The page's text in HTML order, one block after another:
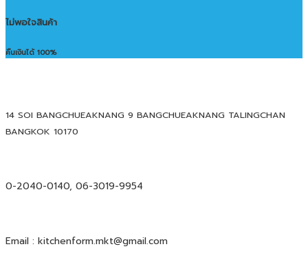
ไม่พอใจสินค้า
คืนเงินได้ 100%
14 SOI BANGCHUEAKNANG 9 BANGCHUEAKNANG TALINGCHAN
BANGKOK 10170
0-2040-0140, 06-3019-9954
Email : kitchenform.mkt@gmail.com